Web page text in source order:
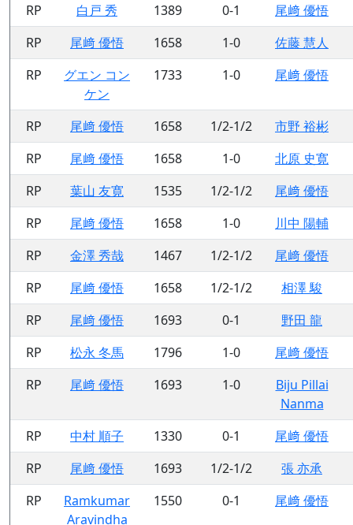
RP
白戸 秀 1389 0-1
尾﨑 優悟
RP
尾﨑 優悟 1658 1-0
佐藤 慧人
RP
グエン コン
ケン
1733 1-0 尾﨑 優悟
RP 尾﨑 優悟 1658 1/2-1/2
市野 裕彬
RP
尾﨑 優悟 1658 1-0
北原 史寛
RP
葉山 友寛 1535 1/2-1/2
尾﨑 優悟
RP
尾﨑 優悟 1658 1-0
川中 陽輔
RP
金澤 秀哉 1467 1/2-1/2
尾﨑 優悟
RP
尾﨑 優悟 1658 1/2-1/2
相澤 駿
RP
尾﨑 優悟 1693 0-1
野田 龍
RP
松永 冬馬 1796 1-0
尾﨑 優悟
RP
尾﨑 優悟 1693 1-0
Biju Pillai
Nanma
RP
中村 順子 1330 0-1
尾﨑 優悟
RP
尾﨑 優悟 1693 1/2-1/2
張 亦承
RP
Ramkumar
Aravindha
1550 0-1 尾﨑 優悟